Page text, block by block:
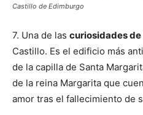
Castillo de Edimburgo
7. Una de las curiosidades
Castillo. Es el edificio más
de la capilla de Santa
de la reina Margarita que
amor tras el fallecimiento de